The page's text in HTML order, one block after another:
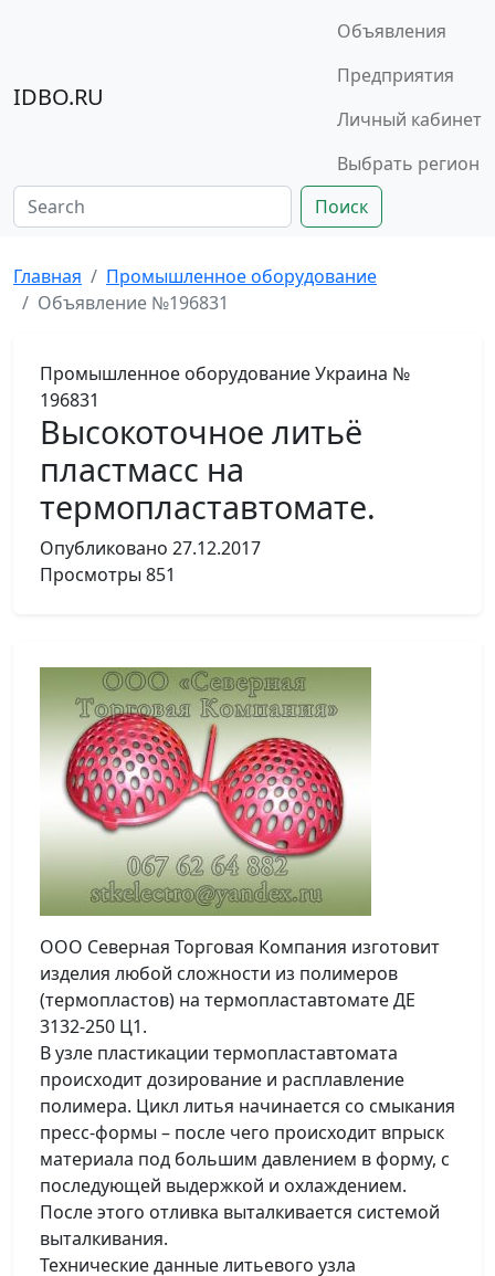
IDBO.RU
Объявления
Предприятия
Личный кабинет
Выбрать регион
Поиск
Главная
Промышленное оборудование
Объявление №196831
Промышленное оборудованиеУкраина №
196831
Высокоточное литьё
пластмасс на
термопластавтомате.
Опубликовано 27.12.2017
Просмотры 851
ООО Северная Торговая Компания изготовит
изделия любой сложности из полимеров
(термопластов) на термопластавтомате ДЕ
3132-250 Ц1.
В узле пластикации термопластавтомата
происходит дозирование и расплавление
полимера. Цикл литья начинается со смыкания
пресс-формы – после чего происходит впрыск
материала под большим давлением в форму, с
последующей выдержкой и охлаждением.
После этого отливка выталкивается системой
выталкивания.
Технические данные литьевого узла